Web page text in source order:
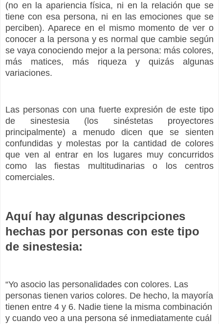
(no en la apariencia física, ni en la relación que se
tiene con esa persona, ni en las emociones que se
perciben). Aparece en el mismo momento de ver o
conocer a la persona y es normal que cambie según
se vaya conociendo mejor a la persona: más colores,
más matices, más riqueza y quizás algunas
variaciones.
Las personas con una fuerte expresión de este tipo
de sinestesia (los sinéstetas proyectores
principalmente) a menudo dicen que se sienten
confundidas y molestas por la cantidad de colores
que ven al entrar en los lugares muy concurridos
como las fiestas multitudinarias o los centros
comerciales.
Aquí hay algunas descripciones
hechas por personas con este tipo
de sinestesia:
“Yo asocio las personalidades con colores. Las
personas tienen varios colores. De hecho, la mayoría
tienen entre 4 y 6. Nadie tiene la misma combinación
y cuando veo a una persona sé inmediatamente cuál